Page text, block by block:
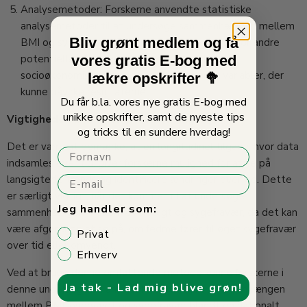
Analysemetoder: Forskerne anvendte statistiske
analysemetoder til at undersøge sammenhængen mellem
BMI og sygefravær. Disse metoder tog højde for andre
potentielle påvirkningsfaktorer som alder, køn,
socioøkonomisk status og andre relevante variabler, der
kunne påvirke resultaterne.
Vigtigheden af en "longitudinel" tilgang:
Det er værd at bemærke, at en longitudinel tilgang, hvor data
indsamles over tid, giver forskerne mulighed for at se på
langsigtede trends og identificere ændringer over tid. Dette
er særligt vigtigt, når det kommer til at undersøge
sammenhængen mellem overvægt og sygefravær, da det kan
være afgørende at se på, om fedme fører til øget sygefravær
over tid eller omvendt.
Ved at bruge denne omfattende metode kunne forskerne i
denne undersøgelse analysere og vurdere sammenhængen
Bliv grønt medlem og få
vores gratis E-bog med
lækre opskrifter 🥦
Du får b.la. vores nye gratis E-bog med
unikke opskrifter, samt de nyeste tips
og tricks til en sundere hverdag!
Fornavn
E-mail
Jeg handler som:
Privat
Erhverv
Ja tak - Lad mig blive grøn!